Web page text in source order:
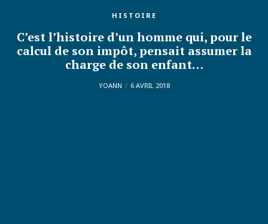
HISTOIRE
C’est l’histoire d’un homme qui, pour le
calcul de son impôt, pensait assumer la
charge de son enfant…
YOANN 6 AVRIL 2018